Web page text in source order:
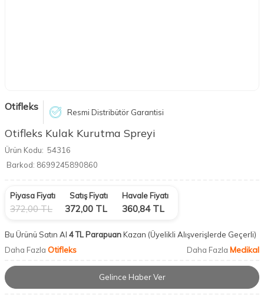
Otifleks Resmi Distribütör Garantisi
Otifleks Kulak Kurutma Spreyi
Ürün Kodu: 54316
Barkod: 8699245890860
Piyasa Fiyatı
372,00TL
Satış Fiyatı
372,00 TL
Havale Fiyatı
360,84TL
Bu Ürünü Satın Al 4 TL ParapuanKazan (Üyelikli Alışverişlerde Geçerli)
Daha Fazla Otifleks Daha Fazla Medikal
Gelince Haber Ver